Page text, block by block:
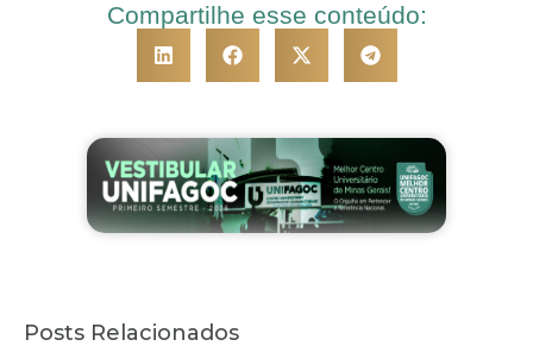
Compartilhe esse conteúdo:
Posts Relacionados